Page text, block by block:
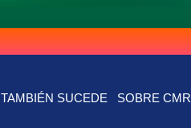
TAMBIÉN SUCEDE SOBRE CMR